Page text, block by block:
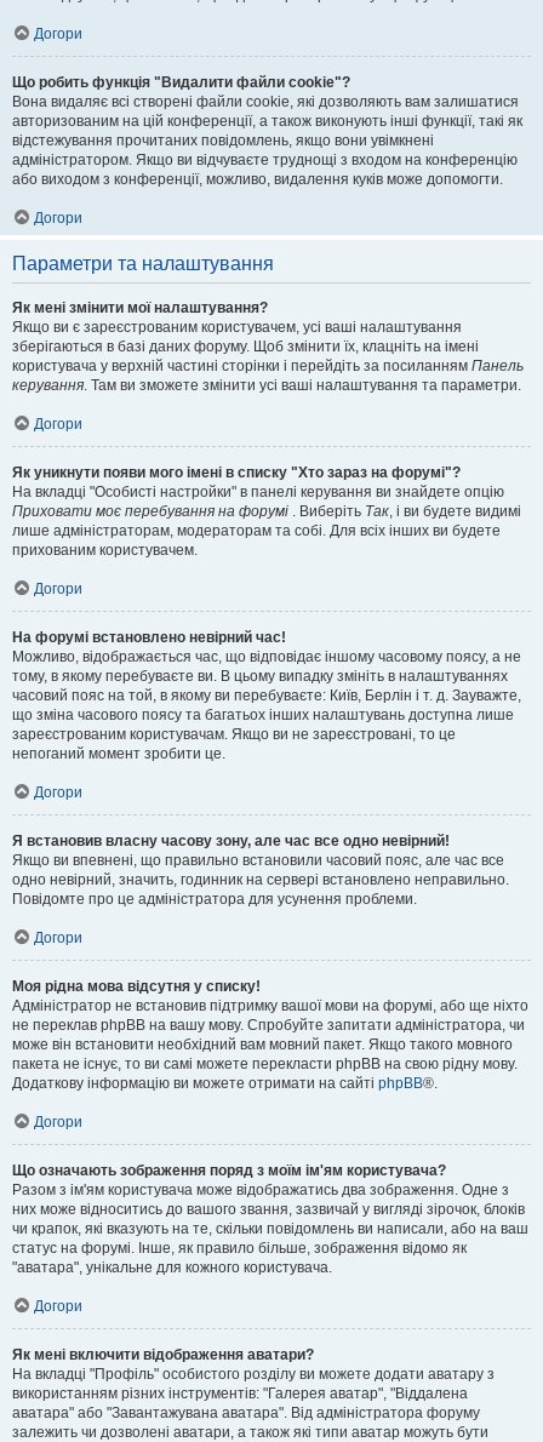
Догори
Що робить функція "Видалити файли cookie"?
Вона видаляє всі створені файли cookie, які дозволяють вам залишатися
авторизованим на цій конференції, а також виконують інші функції, такі як
відстежування прочитаних повідомлень, якщо вони увімкнені
адміністратором. Якщо ви відчуваєте труднощі з входом на конференцію
або виходом з конференції, можливо, видалення куків може допомогти.
Догори
Параметри та налаштування
Як мені змінити мої налаштування?
Якщо ви є зареєстрованим користувачем, усі ваші налаштування
зберігаються в базі даних форуму. Щоб змінити їх, клацніть на імені
користувача у верхній частині сторінки і перейдіть за посиланням Панель
керування. Там ви зможете змінити усі ваші налаштування та параметри.
Догори
Як уникнути появи мого імені в списку "Хто зараз на форумі"?
На вкладці "Особисті настройки" в панелі керування ви знайдете опцію
Приховати моє перебування на форумі . Виберіть Так, і ви будете видимі
лише адміністраторам, модераторам та собі. Для всіх інших ви будете
прихованим користувачем.
Догори
На форумі встановлено невірний час!
Можливо, відображається час, що відповідає іншому часовому поясу, а не
тому, в якому перебуваєте ви. В цьому випадку змініть в налаштуваннях
часовий пояс на той, в якому ви перебуваєте: Київ, Берлін і т. д. Зауважте,
що зміна часового поясу та багатьох інших налаштувань доступна лише
зареєстрованим користувачам. Якщо ви не зареєстровані, то це
непоганий момент зробити це.
Догори
Я встановив власну часову зону, але час все одно невірний!
Якщо ви впевнені, що правильно встановили часовий пояс, але час все
одно невірний, значить, годинник на сервері встановлено неправильно.
Повідомте про це адміністратора для усунення проблеми.
Догори
Моя рідна мова відсутня у списку!
Адміністратор не встановив підтримку вашої мови на форумі, або ще ніхто
не переклав phpBB на вашу мову. Спробуйте запитати адміністратора, чи
може він встановити необхідний вам мовний пакет. Якщо такого мовного
пакета не існує, то ви самі можете перекласти phpBB на свою рідну мову.
Додаткову інформацію ви можете отримати на сайті phpBB®.
Догори
Що означають зображення поряд з моїм ім'ям користувача?
Разом з ім'ям користувача може відображатись два зображення. Одне з
них може відноситись до вашого звання, зазвичай у вигляді зірочок, блоків
чи крапок, які вказують на те, скільки повідомлень ви написали, або на ваш
статус на форумі. Інше, як правило більше, зображення відомо як
"аватара", унікальне для кожного користувача.
Догори
Як мені включити відображення аватари?
На вкладці "Профіль" особистого розділу ви можете додати аватару з
використанням різних інструментів: "Галерея аватар", "Віддалена
аватара" або "Завантажувана аватара". Від адміністратора форуму
залежить чи дозволені аватари, а також які типи аватар можуть бути